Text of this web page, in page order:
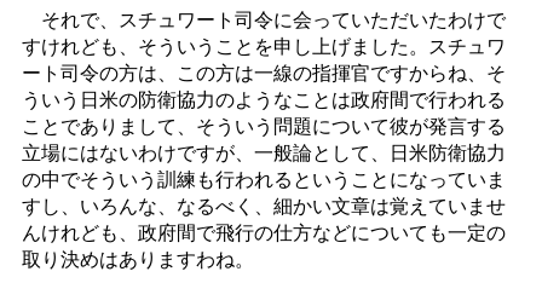
それで、スチュワート司令に会っていただいたわけで
すけれども、そういうことを申し上げました。スチュワ
ート司令の方は、この方は一線の指揮官ですからね、そ
ういう日米の防衛協力のようなことは政府間で行われる
ことでありまして、そういう問題について彼が発言する
立場にはないわけですが、一般論として、日米防衛協力
の中でそういう訓練も行われるということになっていま
すし、いろんな、なるべく、細かい文章は覚えていませ
んけれども、政府間で飛行の仕方などについても一定の
取り決めはありますわね。